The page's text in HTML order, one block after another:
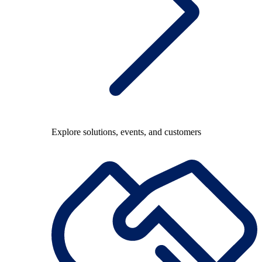
Explore solutions, events, and customers